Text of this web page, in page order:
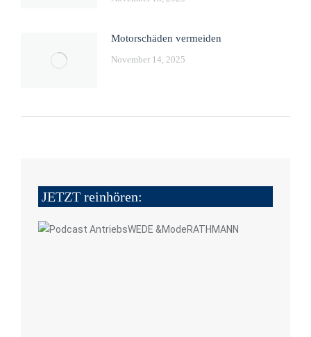
Motorschäden vermeiden
November 14, 2025
JETZT reinhören: